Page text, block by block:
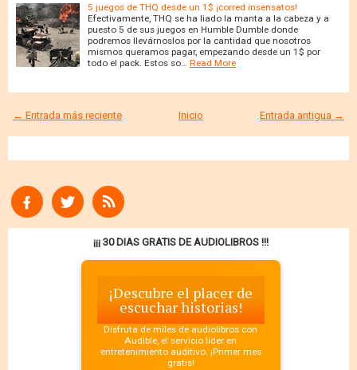
5 juegos de THQ desde un 1$ ¡corred insensatos!
Efectivamente, THQ se ha liado la manta a la cabeza y a
puesto 5 de sus juegos en Humble Dumble donde
podremos llevárnoslos por la cantidad que nosotros
mismos queramos pagar, empezando desde un 1$ por
todo el pack. Estos so… Read More
← Entrada más reciente Entrada antigua →
Inicio
¡¡¡ 30 DIAS GRATIS DE AUDIOLIBROS !!!
¡Descubre el placer de
escuchar historias!
Disfruta de miles de audiolibros con
Audible, el servicio líder en
entretenimiento auditivo. ¡Primer mes
gratis!